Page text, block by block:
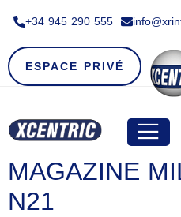
+34 945 290 555​
ESPACE PRIVÉ
MAGAZINE
N21